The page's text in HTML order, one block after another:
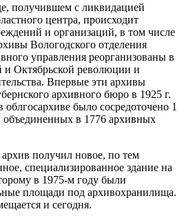
получившем с ликвидацией
центра, происходит
и организаций, в том числе
Вологодского отделения
управления реорганизованы в
и Октябрьской революции и
Впервые эти архивы
архивного бюро в 1925 г.
было сосредоточено 1
объединенных в 1776 архивных
получил новое, по тем
специализированное здание на
в 1975-м году были
площади под архивохранилища.
и сегодня.